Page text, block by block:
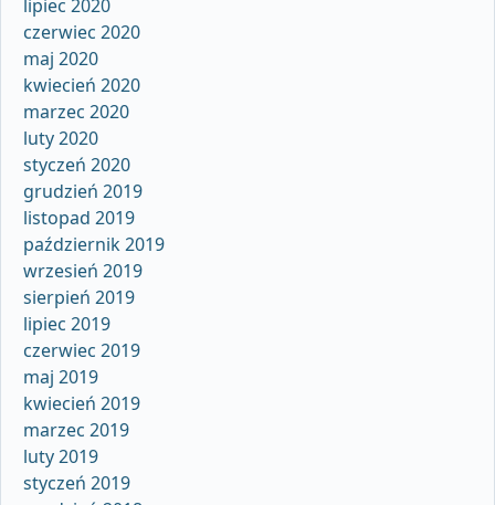
lipiec 2020
czerwiec 2020
maj 2020
kwiecień 2020
marzec 2020
luty 2020
styczeń 2020
grudzień 2019
listopad 2019
październik 2019
wrzesień 2019
sierpień 2019
lipiec 2019
czerwiec 2019
maj 2019
kwiecień 2019
marzec 2019
luty 2019
styczeń 2019